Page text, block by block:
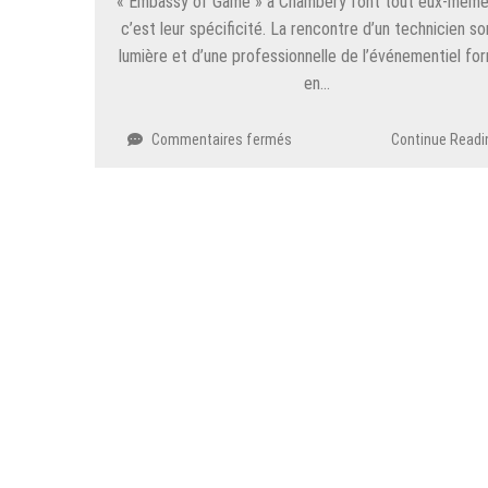
c’est leur spécificité. La rencontre d’un technicien
lumière et d’une professionnelle de l’événementiel
en…
Commentaires fermés Continue